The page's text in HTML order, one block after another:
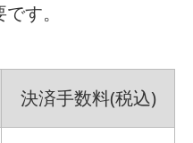
す。
決済手数料(税込)